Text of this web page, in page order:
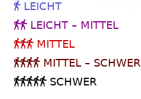
LEICHT
LEICHT – MITTEL
MITTEL
MITTEL – SCHWER
SCHWER